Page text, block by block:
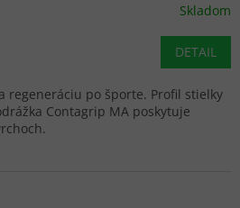
Skladom
DETAIL
regeneráciu po športe. Profil stielky
Contagrip MA poskytuje